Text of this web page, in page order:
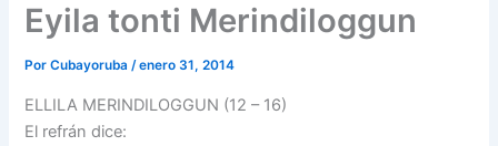
Eyila tonti Merindiloggun
PorCubayoruba/enero 31, 2014
ELLILA MERINDILOGGUN (12 – 16)
El refrán dice: